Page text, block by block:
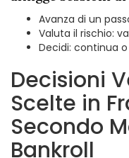
Avanza di un
Valuta il rischio:
Decidi: continua
Decisioni
Scelte in
Secondo
Bankroll